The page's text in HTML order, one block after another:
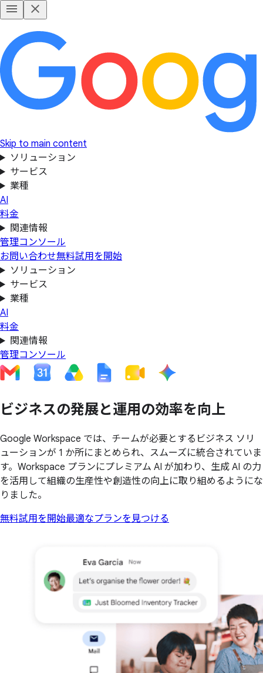
Skip to main content
ソリューション
サービス
業種
AI
料金
関連情報
管理コンソール
お問い合わせ無料試用を開始
ソリューション
サービス
業種
AI
料金
関連情報
管理コンソール
ビジネスの発展と運用の効率を向上
Google Workspace では、チームが必要とするビジネス ソリ
ューションが 1 か所にまとめられ、スムーズに統合されていま
す。Workspace プランにプレミアム AI が加わり、生成 AI の力
を活用して組織の生産性や創造性の向上に取り組めるようにな
りました。
無料試用を開始最適なプランを見つける